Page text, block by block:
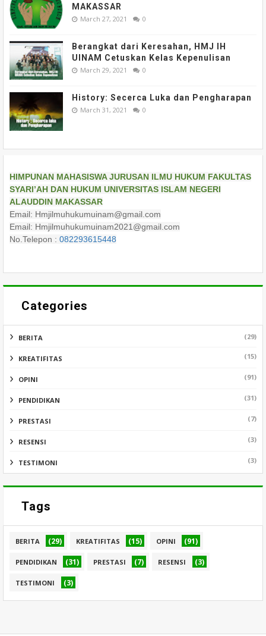
MAKASSAR
March 27, 2021 0
Berangkat dari Keresahan, HMJ IH
UINAM Cetuskan Kelas Kepenulisan
March 29, 2021 0
History: Secerca Luka dan Pengharapan
March 31, 2021 0
HIMPUNAN MAHASISWA JURUSAN ILMU HUKUM FAKULTAS
SYARI’AH DAN HUKUM UNIVERSITAS ISLAM NEGERI
ALAUDDIN MAKASSAR
Email: Hmjilmuhukumuinam@gmail.com
Email: Hmjilmuhukumuinam2021@gmail.com
No.Telepon : 082293615448
Categories
BERITA (29)
KREATIFITAS (15)
OPINI (91)
PENDIDIKAN (31)
PRESTASI (7)
RESENSI (3)
TESTIMONI (3)
Tags
BERITA (29) KREATIFITAS (15) OPINI (91)
PENDIDIKAN (31) PRESTASI (7) RESENSI (3)
TESTIMONI (3)